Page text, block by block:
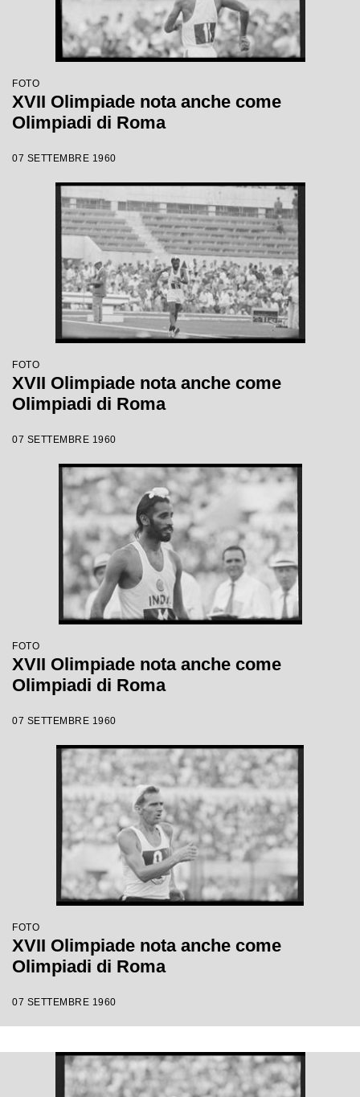
FOTO
XVII Olimpiade nota anche come
Olimpiadi di Roma
07 SETTEMBRE 1960
FOTO
XVII Olimpiade nota anche come
Olimpiadi di Roma
07 SETTEMBRE 1960
FOTO
XVII Olimpiade nota anche come
Olimpiadi di Roma
07 SETTEMBRE 1960
FOTO
XVII Olimpiade nota anche come
Olimpiadi di Roma
07 SETTEMBRE 1960